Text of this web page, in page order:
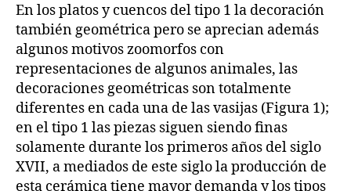
En los platos y cuencos del tipo 1 la decoración
también geométrica pero se aprecian además
algunos motivos zoomorfos con
representaciones de algunos animales, las
decoraciones geométricas son totalmente
diferentes en cada una de las vasijas (Figura 1);
en el tipo 1 las piezas siguen siendo finas
solamente durante los primeros años del siglo
XVII, a mediados de este siglo la producción de
esta cerámica tiene mayor demanda y los tipos